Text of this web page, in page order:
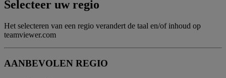
Selecteer uw regio
Het selecteren van een regio verandert de taal en/of inhoud op
teamviewer.com
AANBEVOLEN REGIO